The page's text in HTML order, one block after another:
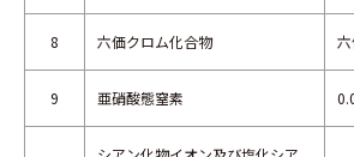
8 六価クロム化合物
9 亜硝酸態窒素